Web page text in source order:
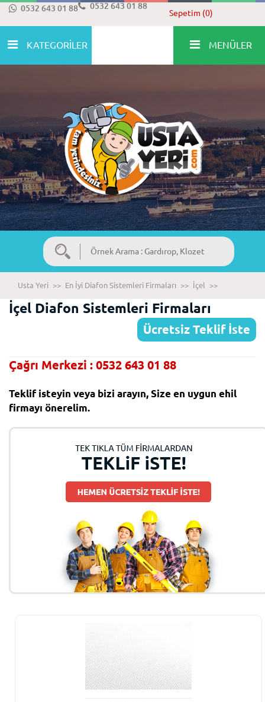
0532 643 01 88 0532 643 01 88
Sepetim (0)
KATEGORİLER MENÜLER
Usta Yeri >> En İyi Diafon Sistemleri Firmaları >> İçel >>
İçel Diafon Sistemleri Firmaları
Ücretsiz Teklif İste
Çağrı Merkezi : 0532 643 01 88
Teklif isteyin veya bizi arayın, Size en uygun ehil
firmayı önerelim.